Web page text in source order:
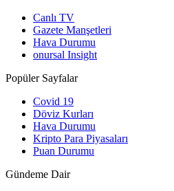
Canlı TV
Gazete Manşetleri
Hava Durumu
onursal Insight
Popüler Sayfalar
Covid 19
Döviz Kurları
Hava Durumu
Kripto Para Piyasaları
Puan Durumu
Gündeme Dair